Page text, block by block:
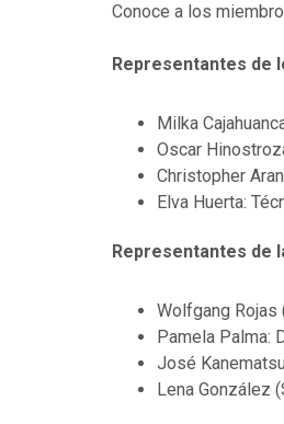
Conoce a los
Representantes de
Milka
Oscar
Christopher
Elva Huerta:
Representantes de
Wolfgang Rojas
Pamela Palma:
José
Lena González